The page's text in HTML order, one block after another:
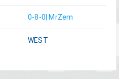
0-8-0| MrZem
WEST